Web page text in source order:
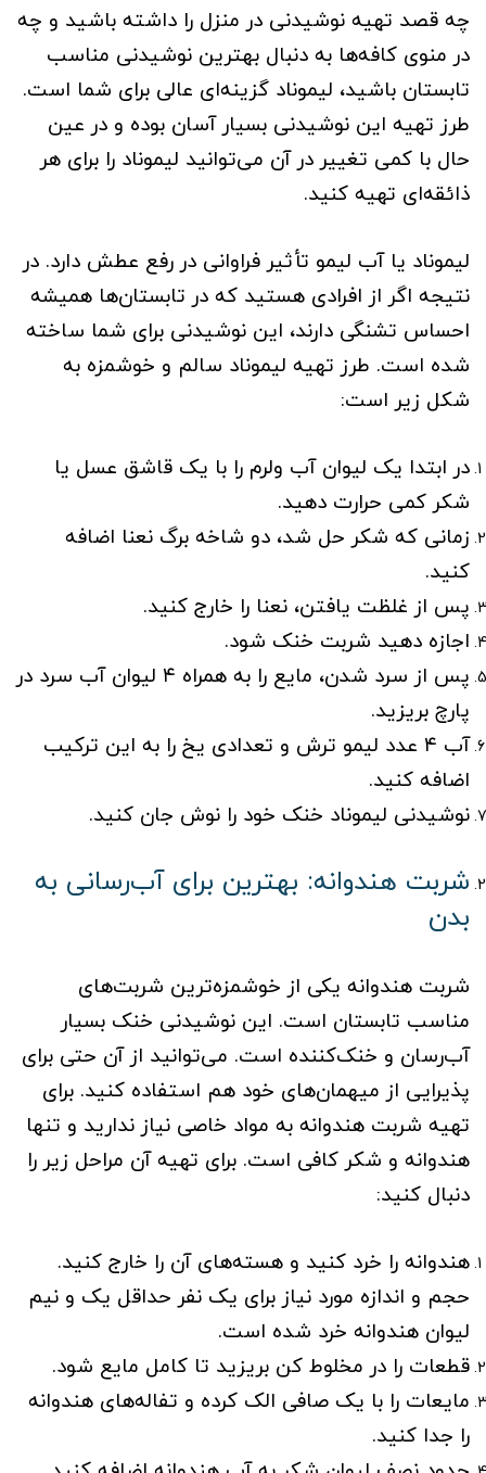
چه قصد تهیه نوشیدنی در منزل را داشته باشید و چه
در منوی کافه‌ها به دنبال بهترین نوشیدنی مناسب
تابستان باشید، لیموناد گزینه‌ای عالی برای شما است.
طرز تهیه این نوشیدنی بسیار آسان بوده و در عین
حال با کمی تغییر در آن می‌توانید لیموناد را برای هر
ذائقه‌ای تهیه کنید.
لیموناد یا آب لیمو تأثیر فراوانی در رفع عطش دارد. در
نتیجه اگر از افرادی هستید که در تابستان‌ها همیشه
احساس تشنگی دارند، این نوشیدنی برای شما ساخته
شده است. طرز تهیه لیموناد سالم و خوشمزه به
شکل زیر است:
در ابتدا یک لیوان آب ولرم را با یک قاشق عسل یا
شکر کمی حرارت دهید.
زمانی که شکر حل شد، دو شاخه برگ نعنا اضافه
کنید.
پس از غلظت یافتن، نعنا را خارج کنید.
اجازه دهید شربت خنک شود.
پس از سرد شدن، مایع را به همراه ۴ لیوان آب سرد در
پارچ بریزید.
آب ۴ عدد لیمو ترش و تعدادی یخ را به این ترکیب
اضافه کنید.
نوشیدنی لیموناد خنک خود را نوش جان کنید.
شربت هندوانه: بهترین برای آب‌رسانی به
بدن
شربت هندوانه یکی از خوشمزه‌ترین شربت‌های
مناسب تابستان است. این نوشیدنی خنک بسیار
آب‌رسان و خنک‌کننده است. می‌توانید از آن حتی برای
پذیرایی از میهمان‌های خود هم استفاده کنید. برای
تهیه شربت هندوانه به مواد خاصی نیاز ندارید و تنها
هندوانه و شکر کافی است. برای تهیه آن مراحل زیر را
دنبال کنید:
هندوانه را خرد کنید و هسته‌های آن را خارج کنید.
حجم و اندازه مورد نیاز برای یک نفر حداقل یک و نیم
لیوان هندوانه خرد شده است.
قطعات را در مخلوط کن بریزید تا کامل مایع شود.
مایعات را با یک صافی الک کرده و تفاله‌های هندوانه
را جدا کنید.